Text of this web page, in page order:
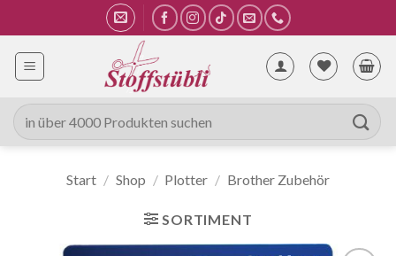
Inhalt
springen
Suche
nach:
Start / Shop / Plotter / Brother Zubehör
SORTIMENT